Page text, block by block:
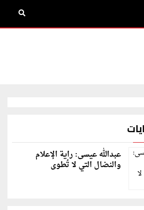
عبدالله عيسى: راية الإعلام
والنضال التي لا تُطوى